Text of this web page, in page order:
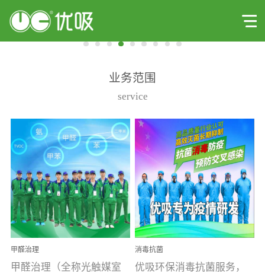
业务范围
service
甲醛治理
甲醛治理（全称光触媒室
消毒抗菌
优吸环保消毒抗菌服务，